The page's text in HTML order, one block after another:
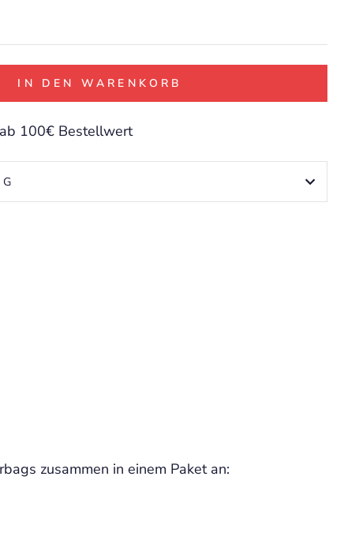
IN DEN WARENKORB
100€ Bestellwert
zusammen in einem Paket an: